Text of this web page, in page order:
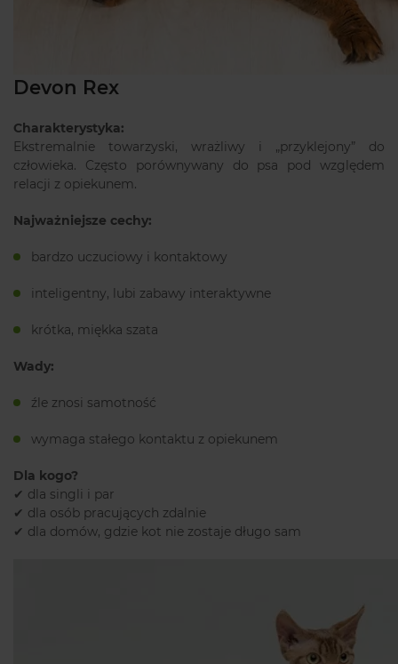
Devon Rex
Charakterystyka:
Ekstremalnie towarzyski, wrażliwy i „przyklejony” do
człowieka. Często porównywany do psa pod względem
relacji z opiekunem.
Najważniejsze cechy:
bardzo uczuciowy i kontaktowy
inteligentny, lubi zabawy interaktywne
krótka, miękka szata
Wady:
źle znosi samotność
wymaga stałego kontaktu z opiekunem
Dla kogo?
✔ dla singli i par
✔ dla osób pracujących zdalnie
✔ dla domów, gdzie kot nie zostaje długo sam